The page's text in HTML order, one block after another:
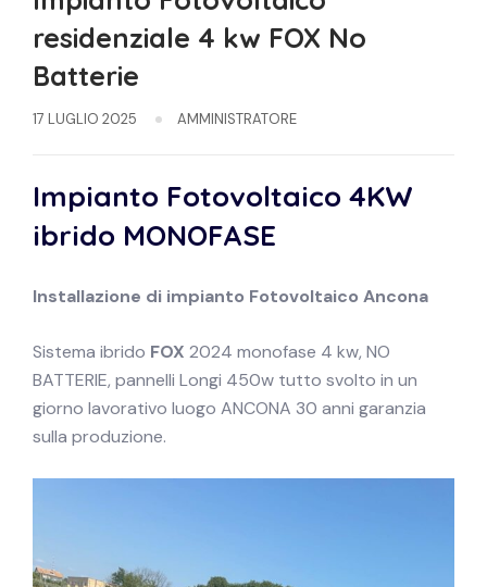
residenziale 4 kw FOX No
Batterie
17 LUGLIO 2025 AMMINISTRATORE
Impianto Fotovoltaico 4KW
ibrido MONOFASE
Installazione di impianto Fotovoltaico Ancona
Sistema ibrido FOX 2024 monofase 4 kw, NO
BATTERIE, pannelli Longi 450w tutto svolto in un
giorno lavorativo luogo ANCONA 30 anni garanzia
sulla produzione.